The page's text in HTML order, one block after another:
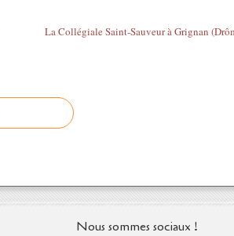
La Collégiale Saint-Sauveur à Grignan
Nous sommes sociaux !